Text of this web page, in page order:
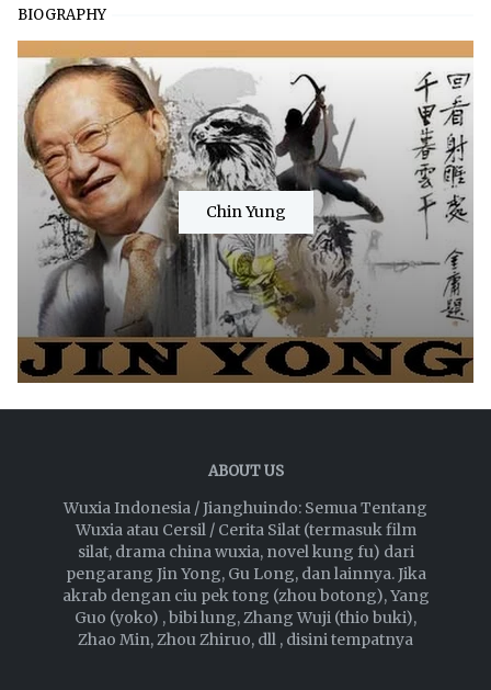
BIOGRAPHY
Chin Yung
ABOUT US
Wuxia Indonesia / Jianghuindo: Semua Tentang
Wuxia atau Cersil / Cerita Silat (termasuk film
silat, drama china wuxia, novel kung fu) dari
pengarang Jin Yong, Gu Long, dan lainnya. Jika
akrab dengan ciu pek tong (zhou botong), Yang
Guo (yoko) , bibi lung, Zhang Wuji (thio buki),
Zhao Min, Zhou Zhiruo, dll , disini tempatnya